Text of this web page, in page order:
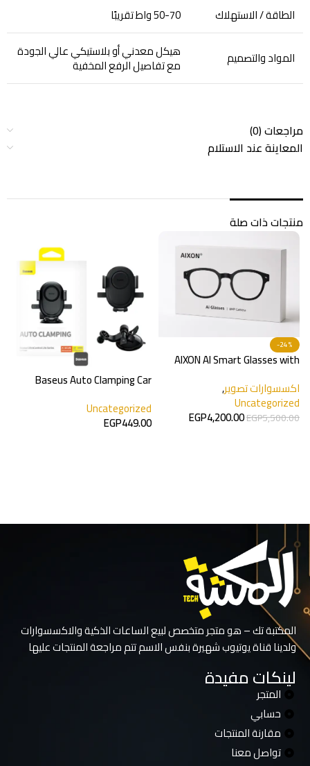
الطاقة / الاستهلاك
50-70 واط تقريبًا
المواد والتصميم هيكل معدني أو بلاستيكي عالي الجودة
مع تفاصيل الرفع المخفية
مراجعات (0)
المعاينة عند الاستلام
منتجات ذات صلة
-24%
AIXON AI Smart Glasses with
اكسسوارات تصوير,
Uncategorized
EGP5,500.00
EGP4,200.00
Baseus Auto Clamping Car
Uncategorized
EGP449.00
المكتبة تك – هو متجر متخصص لبيع الساعات الذكية والاكسسوارات
ولدينا قناة يوتيوب شهيرة بنفس الاسم تتم مراجعة المنتجات عليها
لينكات مفيدة
المتجر
حسابي
مقارنة المنتجات
تواصل معنا